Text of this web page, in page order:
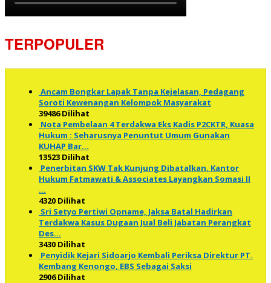
TERPOPULER
Ancam Bongkar Lapak Tanpa Kejelasan, Pedagang
Soroti Kewenangan Kelompok Masyarakat
39486 Dilihat
Nota Pembelaan 4 Terdakwa Eks Kadis P2CKTR, Kuasa
Hukum : Seharusnya Penuntut Umum Gunakan
KUHAP Bar…
13523 Dilihat
Penerbitan SKW Tak Kunjung Dibatalkan, Kantor
Hukum Fatmawati & Associates Layangkan Somasi II
…
4320 Dilihat
Sri Setyo Pertiwi Opname, Jaksa Batal Hadirkan
Terdakwa Kasus Dugaan Jual Beli Jabatan Perangkat
Des…
3430 Dilihat
Penyidik Kejari Sidoarjo Kembali Periksa Direktur PT.
Kembang Kenongo, EBS Sebagai Saksi
2906 Dilihat